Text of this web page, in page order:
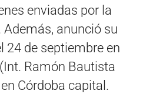
enviadas por la
anunció su
24 de septiembre en
Ramón Bautista
Córdoba capital.